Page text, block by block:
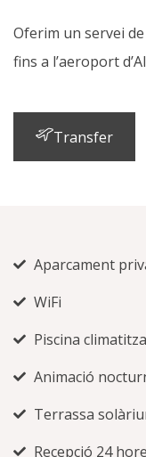
Oferim un servei
fins a l’aeroport
Transfer
Aparcament
WiFi
Piscina
Animació
Terrassa
Recepció 24